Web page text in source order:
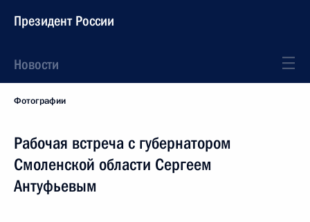
Президент России
Новости
Фотографии
Рабочая встреча с губернатором
Смоленской области Сергеем
Антуфьевым